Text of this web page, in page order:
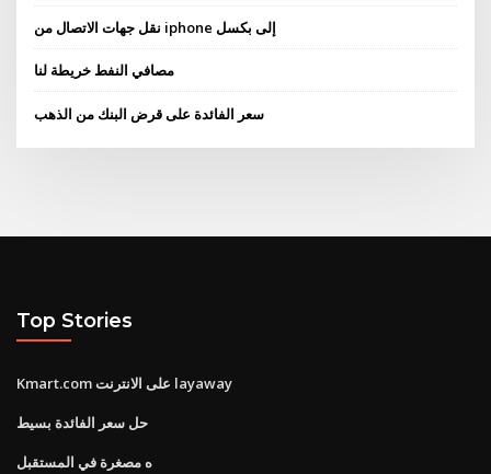
نقل جهات الاتصال من iphone إلى بكسل
مصافي النفط خريطة لنا
سعر الفائدة على قرض البنك من الذهب
Top Stories
Kmart.com على الانترنت layaway
حل سعر الفائدة بسيط
ه مصغرة في المستقبل